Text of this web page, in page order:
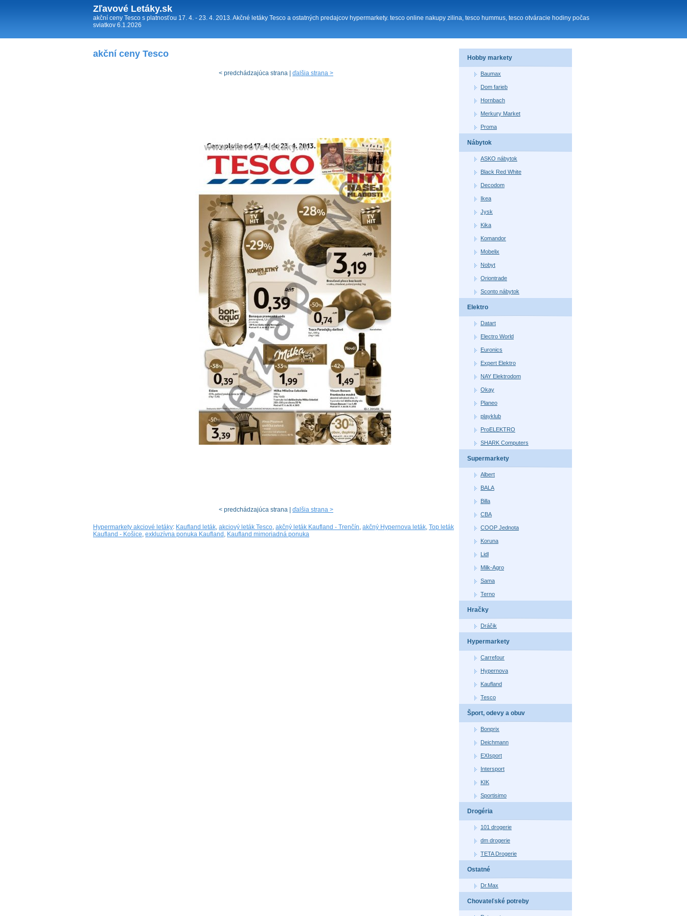
Zľavové Letáky.sk
akční ceny Tesco s platnosťou 17. 4. - 23. 4. 2013. Akčné letáky Tesco a ostatných predajcov hypermarkety. tesco online nakupy zilina, tesco hummus, tesco otváracie hodiny počas
sviatkov 6.1.2026
akční ceny Tesco
< predchádzajúca strana | ďalšia strana >
< predchádzajúca strana | ďalšia strana >
Hypermarkety akciové letáky: Kaufland leták, akciový leták Tesco, akčný leták Kaufland - Trenčín, akčný Hypernova leták, Top leták
Kaufland - Košice, exkluzívna ponuka Kaufland , Kaufland mimoriadná ponuka
Hobby markety
Baumax
Dom farieb
Hornbach
Merkury Market
Proma
Nábytok
ASKO nábytok
Black Red White
Decodom
Ikea
Jysk
Kika
Komandor
Mobelix
Nobyt
Oriontrade
Sconto nábytok
Elektro
Datart
Electro World
Euronics
Expert Elektro
NAY Elektrodom
Okay
Planeo
playklub
ProELEKTRO
SHARK Computers
Supermarkety
Albert
BALA
Billa
CBA
COOP Jednota
Koruna
Lidl
Milk-Agro
Sama
Terno
Hračky
Dráčik
Hypermarkety
Carrefour
Hypernova
Kaufland
Tesco
Šport, odevy a obuv
Bonprix
Deichmann
EXIsport
Intersport
KIK
Sportisimo
Drogéria
101 drogerie
dm drogerie
TETA Drogerie
Ostatné
Dr.Max
Chovateľské potreby